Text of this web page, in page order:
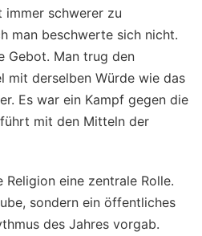
immer schwerer zu
man beschwerte sich nicht.
Gebot. Man trug den
mit derselben Würde wie das
Es war ein Kampf gegen die
mit den Mitteln der
eine zentrale Rolle.
sondern ein öffentliches
des Jahres vorgab.